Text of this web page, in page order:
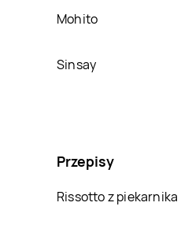
Mohito
Sinsay
Przepisy
Rissotto z piekarnika